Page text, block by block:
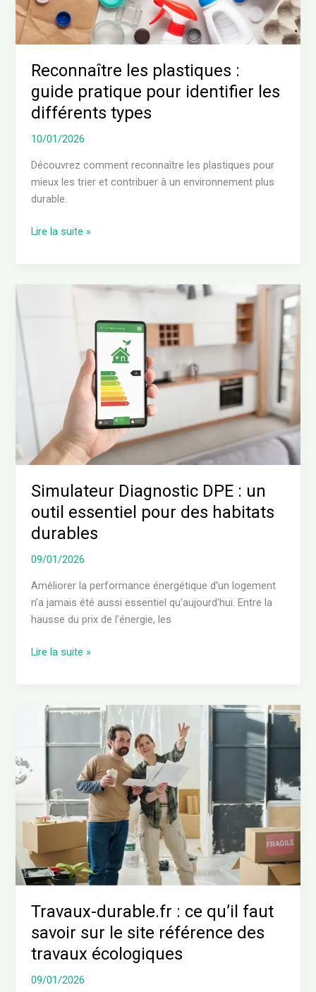
Reconnaître les plastiques :
guide pratique pour identifier les
différents types
10/01/2026
Découvrez comment reconnaître les plastiques pour
mieux les trier et contribuer à un environnement plus
durable.
les
différents
types
Lire la suite »
Simulateur Diagnostic DPE : un
outil essentiel pour des habitats
durables
09/01/2026
Améliorer la performance énergétique d’un logement
n’a jamais été aussi essentiel qu’aujourd’hui. Entre la
hausse du prix de l’énergie, les
essentiel
habitats
durables
Lire la suite »
Travaux-durable.fr : ce qu’il faut
savoir sur le site référence des
travaux écologiques
09/01/2026
Travaux-
faut
savoir
sur
le
site
référence
travaux
écologiques